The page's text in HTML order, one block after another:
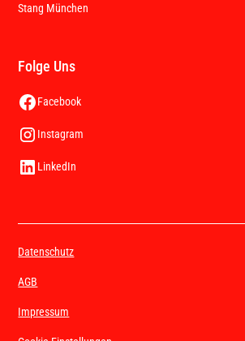
Stang München
Folge Uns
Facebook
Instagram
LinkedIn
Datenschutz
AGB
Impressum